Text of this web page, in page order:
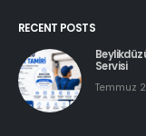
RECENT POSTS
Servisi
Temmuz